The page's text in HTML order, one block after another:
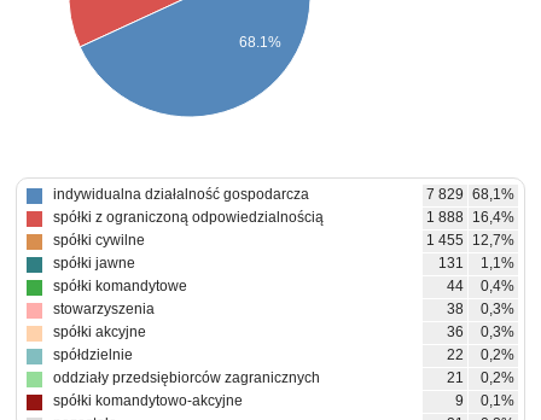
68.1%
indywidualna działalność gospodarcza 7 829 68,1%
spółki z ograniczoną odpowiedzialnością
1 888 16,4%
spółki cywilne
1 455
12,7%
spółki jawne
131
1,1%
spółki komandytowe
44
0,4%
stowarzyszenia
38
0,3%
spółki akcyjne
36
0,3%
spółdzielnie
22
0,2%
oddziały przedsiębiorców zagranicznych
21
0,2%
spółki komandytowo-akcyjne
9
0,1%